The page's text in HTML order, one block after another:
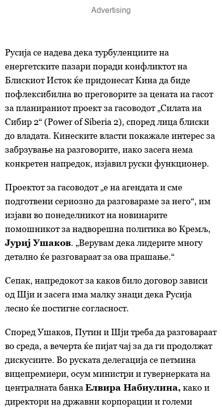
Русија се надева дека турбуленциите на
енергетските пазари поради конфликтот на
Блискиот Исток ќе придонесат Кина да биде
пофлексибилна во преговорите за цената на гасот
за планираниот проект за гасоводот „Силата на
Сибир 2“ (Power of Siberia 2), според лица блиски
до владата. Кинеските власти покажале интерес за
забрзување на разговорите, иако засега нема
конкретен напредок, изјавил руски функционер.
Проектот за гасоводот „е на агендата и сме
подготвени сериозно да разговараме за него“, им
изјави во понеделникот на новинарите
помошникот за надворешна политика во Кремљ,
Јуриј Ушаков. „Верувам дека лидерите многу
детално ќе разговараат за ова прашање.“
Сепак, напредокот за каков било договор зависи
од Шји и засега има малку знаци дека Русија
лесно ќе постигне согласност.
Според Ушаков, Путин и Шји треба да разговараат
во среда, а вечерта ќе пијат чај за да ги продолжат
дискусиите. Во руската делегација се петмина
вицепремиери, осум министри и гувернерката на
централната банка Елвира Набиулина, како и
директори на државни корпорации и големи